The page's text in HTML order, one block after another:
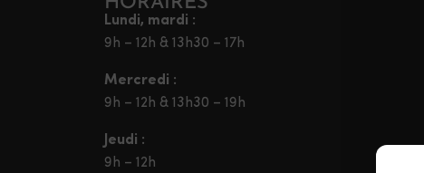
Lundi, mardi :
9h – 12h & 13h30 – 17h
Mercredi :
9h – 12h & 13h30 – 19h
Jeudi :
9h – 12h